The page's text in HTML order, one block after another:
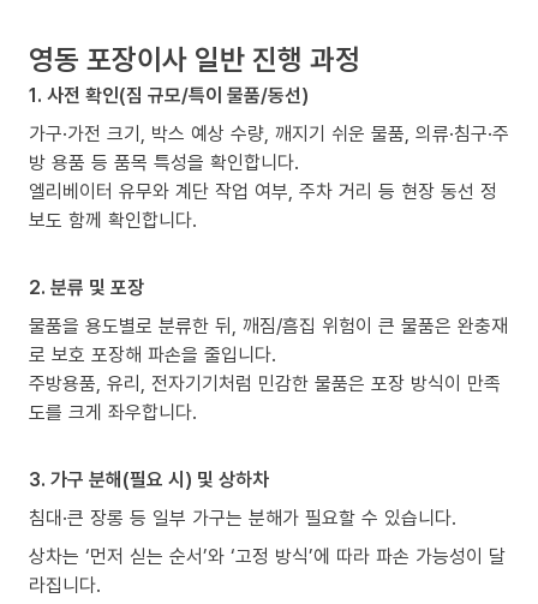
영동 포장이사 일반 진행 과정
1. 사전 확인(짐 규모/특이 물품/동선)
가구·가전 크기, 박스 예상 수량, 깨지기 쉬운 물품, 의류·침구·주
방 용품 등 품목 특성을 확인합니다.
엘리베이터 유무와 계단 작업 여부, 주차 거리 등 현장 동선 정
보도 함께 확인합니다.
2. 분류 및 포장
물품을 용도별로 분류한 뒤, 깨짐/흠집 위험이 큰 물품은 완충재
로 보호 포장해 파손을 줄입니다.
주방용품, 유리, 전자기기처럼 민감한 물품은 포장 방식이 만족
도를 크게 좌우합니다.
3. 가구 분해(필요 시) 및 상하차
침대·큰 장롱 등 일부 가구는 분해가 필요할 수 있습니다.
상차는 ‘먼저 싣는 순서’와 ‘고정 방식’에 따라 파손 가능성이 달
라집니다.